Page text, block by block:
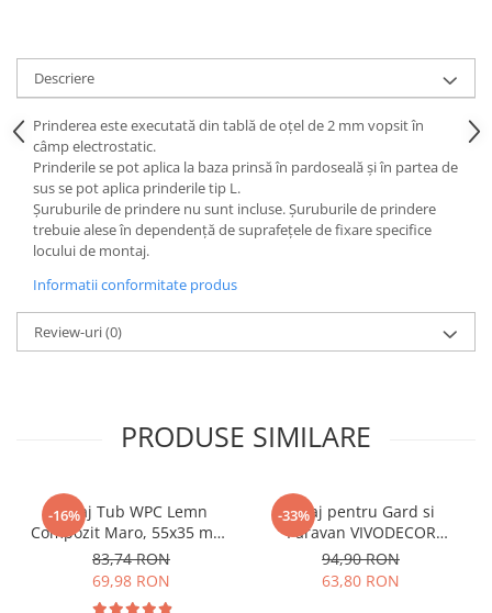
Descriere
Prinderea este executată din tablă de oțel de 2 mm vopsit în
câmp electrostatic.
Prinderile se pot aplica la baza prinsă în pardoseală și în partea de
sus se pot aplica prinderile tip L.
Șuruburile de prindere nu sunt incluse. Șuruburile de prindere
trebuie alese în dependență de suprafețele de fixare specifice
locului de montaj.
Informatii conformitate produs
Review-uri(0)
PRODUSE SIMILARE
-16%
Riflaj Tub WPC Lemn
Compozit Maro, 55x35 mm,
Profil Rectangular
Ramforsat, Lungime 2.9 m
83,74 RON
69,98 RON
-33%
Riflaj pentru Gard si
Paravan VIVODECOR
164x21mm, Lungime 2 m,
Riflaj cu Fata Dubla Gri
Antracit din WPC Lemn
94,90 RON
63,80 RON